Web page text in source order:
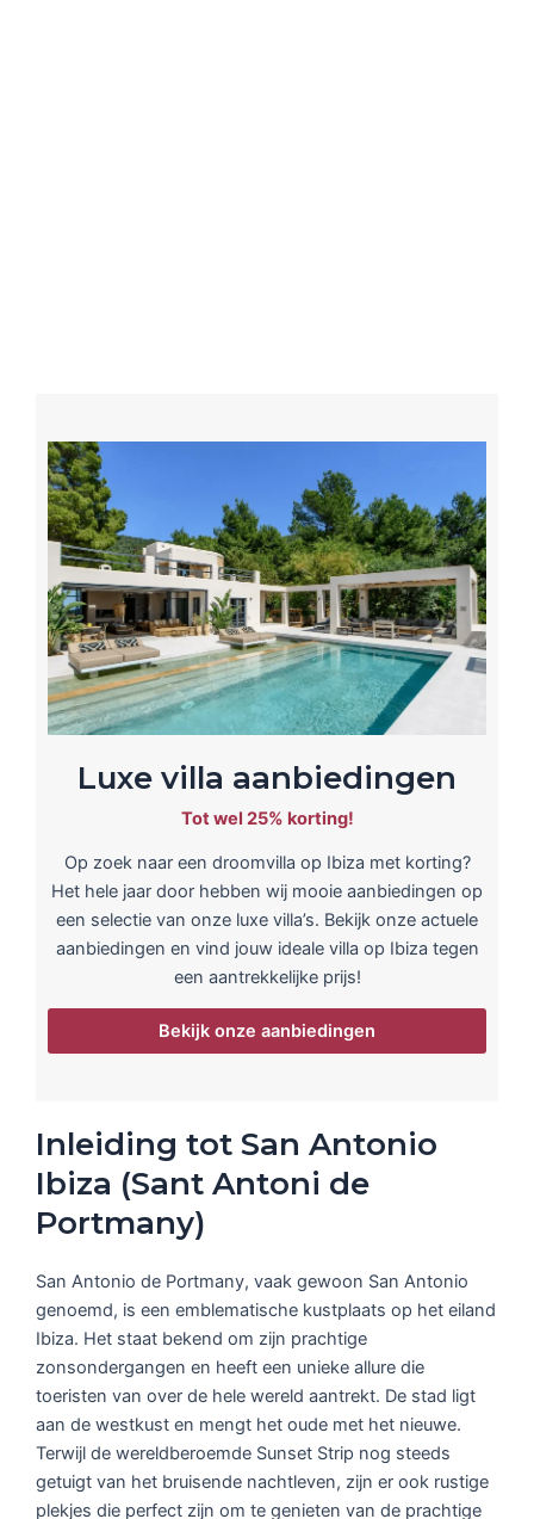
Luxe villa aanbiedingen
Tot wel 25% korting!
Op zoek naar een droomvilla op Ibiza met korting?
Het hele jaar door hebben wij mooie aanbiedingen op
een selectie van onze luxe villa’s. Bekijk onze actuele
aanbiedingen en vind jouw ideale villa op Ibiza tegen
een aantrekkelijke prijs!
Bekijk onze aanbiedingen
Inleiding tot San Antonio
Ibiza (Sant Antoni de
Portmany)
San Antonio de Portmany, vaak gewoon San Antonio
genoemd, is een emblematische kustplaats op het eiland
Ibiza. Het staat bekend om zijn prachtige
zonsondergangen en heeft een unieke allure die
toeristen van over de hele wereld aantrekt. De stad ligt
aan de westkust en mengt het oude met het nieuwe.
Terwijl de wereldberoemde Sunset Strip nog steeds
getuigt van het bruisende nachtleven, zijn er ook rustige
plekjes die perfect zijn om te genieten van de prachtige